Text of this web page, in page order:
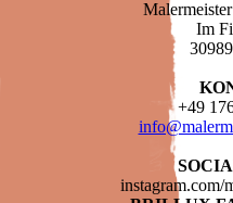
Im
+49
instagram.com/